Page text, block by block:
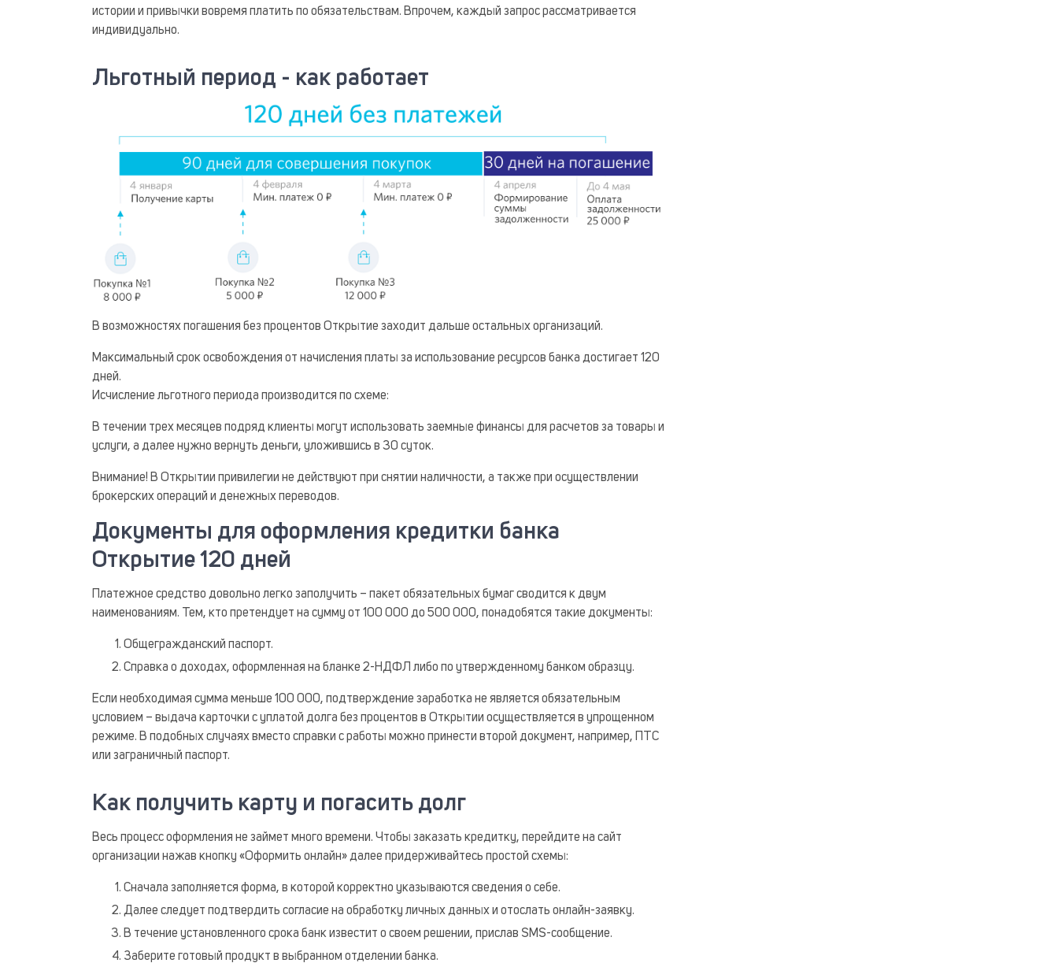
истории и привычки вовремя платить по обязательствам. Впрочем, каждый запрос рассматривается
индивидуально.
Льготный период - как работает
В возможностях погашения без процентов Открытие заходит дальше остальных организаций.
Максимальный срок освобождения от начисления платы за использование ресурсов банка достигает 120
дней.
Исчисление льготного периода производится по схеме:
В течении трех месяцев подряд клиенты могут использовать заемные финансы для расчетов за товары и
услуги, а далее нужно вернуть деньги, уложившись в 30 суток.
Внимание! В Открытии привилегии не действуют при снятии наличности, а также при осуществлении
брокерских операций и денежных переводов.
Документы для оформления кредитки банка
Открытие 120 дней
Платежное средство довольно легко заполучить – пакет обязательных бумаг сводится к двум
наименованиям. Тем, кто претендует на сумму от 100 000 до 500 000, понадобятся такие документы:
Общегражданский паспорт.
Справка о доходах, оформленная на бланке 2-НДФЛ либо по утвержденному банком образцу.
Если необходимая сумма меньше 100 000, подтверждение заработка не является обязательным
условием – выдача карточки с уплатой долга без процентов в Открытии осуществляется в упрощенном
режиме. В подобных случаях вместо справки с работы можно принести второй документ, например, ПТС
или заграничный паспорт.
Как получить карту и погасить долг
Весь процесс оформления не займет много времени. Чтобы заказать кредитку, перейдите на сайт
организации нажав кнопку «Оформить онлайн» далее придерживайтесь простой схемы:
Сначала заполняется форма, в которой корректно указываются сведения о себе.
Далее следует подтвердить согласие на обработку личных данных и отослать онлайн-заявку.
В течение установленного срока банк известит о своем решении, прислав SMS-сообщение.
Заберите готовый продукт в выбранном отделении банка.